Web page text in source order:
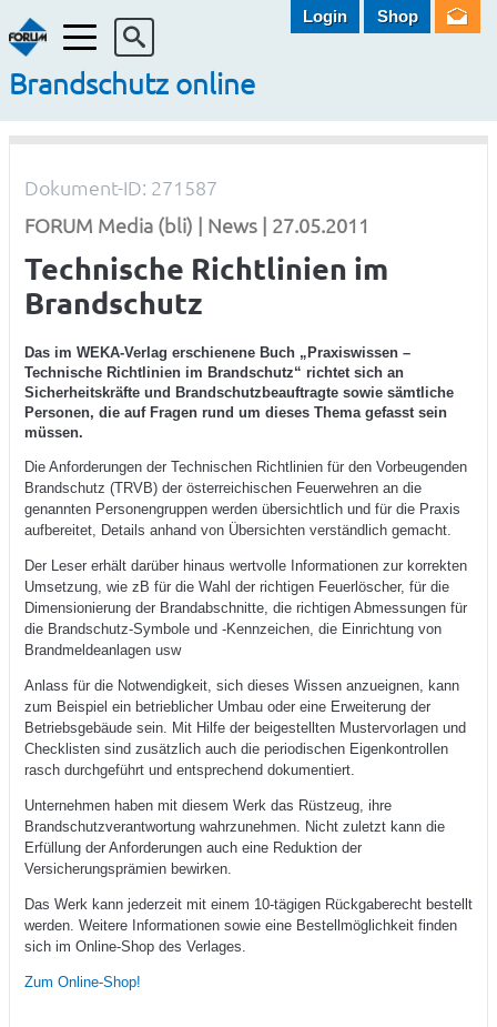
Menü
Brandschutz online
Login Shop
Dokument-ID: 271587
FORUM Media (bli) | News | 27.05.2011
Technische Richtlinien im
Brandschutz
Das im WEKA-Verlag erschienene Buch „Praxiswissen –
Technische Richtlinien im Brandschutz“ richtet sich an
Sicherheitskräfte und Brandschutzbeauftragte sowie sämtliche
Personen, die auf Fragen rund um dieses Thema gefasst sein
müssen.
Die Anforderungen der Technischen Richtlinien für den Vorbeugenden
Brandschutz (TRVB) der österreichischen Feuerwehren an die
genannten Personengruppen werden übersichtlich und für die Praxis
aufbereitet, Details anhand von Übersichten verständlich gemacht.
Der Leser erhält darüber hinaus wertvolle Informationen zur korrekten
Umsetzung, wie zB für die Wahl der richtigen Feuerlöscher, für die
Dimensionierung der Brandabschnitte, die richtigen Abmessungen für
die Brandschutz-Symbole und -Kennzeichen, die Einrichtung von
Brandmeldeanlagen usw
Anlass für die Notwendigkeit, sich dieses Wissen anzueignen, kann
zum Beispiel ein betrieblicher Umbau oder eine Erweiterung der
Betriebsgebäude sein. Mit Hilfe der beigestellten Mustervorlagen und
Checklisten sind zusätzlich auch die periodischen Eigenkontrollen
rasch durchgeführt und entsprechend dokumentiert.
Unternehmen haben mit diesem Werk das Rüstzeug, ihre
Brandschutzverantwortung wahrzunehmen. Nicht zuletzt kann die
Erfüllung der Anforderungen auch eine Reduktion der
Versicherungsprämien bewirken.
Das Werk kann jederzeit mit einem 10-tägigen Rückgaberecht bestellt
werden. Weitere Informationen sowie eine Bestellmöglichkeit finden
sich im Online-Shop des Verlages.
Zum Online-Shop!